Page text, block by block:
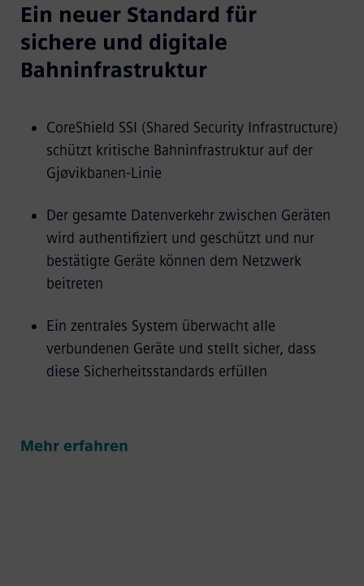
Ein neuer Standard für
sichere und digitale
Bahninfrastruktur
CoreShield SSI (Shared Security Infrastructure)
schützt kritische Bahninfrastruktur auf der
Gjøvikbanen-Linie
Der gesamte Datenverkehr zwischen Geräten
wird authentifiziert und geschützt und nur
bestätigte Geräte können dem Netzwerk
beitreten
Ein zentrales System überwacht alle
verbundenen Geräte und stellt sicher, dass
diese Sicherheitsstandards erfüllen
Mehr erfahren